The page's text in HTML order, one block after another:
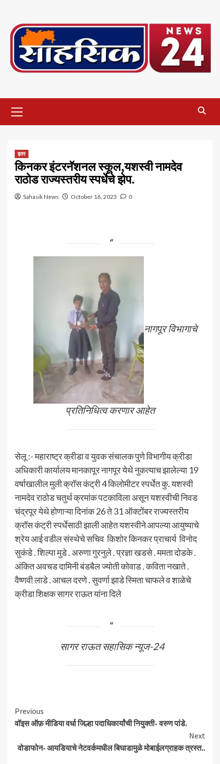
content
Menu
इतर
किनकर इंटरनॅशनल स्कूल,यशस्वी नामदेव
राठोड राज्यस्तरीय स्पर्धेचे झेप.
Sahasik News October 16, 2023 0
नागपूर विभागाचे
प्रतिनिधित्व करणार आहेत
सेलू :- महाराष्ट्र क्रीडा व युवक संचालक पुणे विभागीय क्रीडा
अधिकारी कार्यालय मानकापूर नागपूर येथे नुकत्याच झालेल्या 19
वर्षाखालील मुली क्रॉस कंट्री 4 किलोमीटर स्पर्धेत कु. यशस्वी
नामदेव राठोड चतुर्थ क्रमांक पटकाविला असून यशस्वीची निवड
चंद्रपूर येथे होणाऱ्या दिनांक 26 ते 31 ऑक्टोंबर राज्यस्तरीय
क्रॉस कंट्री स्पर्धेसाठी झाली आहेत यशस्वीने आपल्या आयुष्याचे
श्रेय आई वडील संस्थेचे सचिव किशोर किनकर प्राचार्य विनोद
सुकंडे . शिल्पा मुडे . अरुणा गुरनुले . प्रज्ञा खडसे . ममता दोडके .
अंकित अवचड दामिनी बंडबैल ज्योती कोवाड . कविता नखाते .
वैष्णवी लाडे . आचल दरणे . सुवर्णा झाडे स्मिता चाफले व शाळेचे
क्रीडा शिक्षक सागर राऊत यांना दिले
सागर राऊत सहासिक न्यूज-24
Continue
Reading
Previous
वॉइस ऑफ़ मीडिया वर्धा जिल्हा पदाधिकार्यांची नियुक्ती- वरुण पांडे.
Next
वोडाफोन- आयडियाचे नेटवर्कमधील बिघाडामुळे मोबाईलग्राहक त्रस्त..